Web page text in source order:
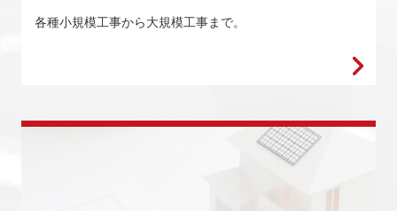
各種小規模工事から大規模工事まで。